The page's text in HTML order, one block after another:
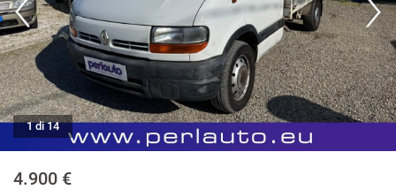
DICONO DI NOI
CONTATTI
CONTATTI
NEWS
1 di 14
4.900 €